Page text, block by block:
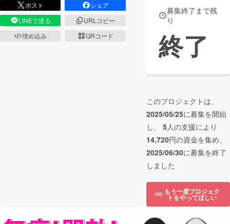
ポスト
シェア
LINEで送る
URLコピー
埋め込み
QRコード
募集終了まで残
り
終了
このプロジェクトは、
2025/05/25に募集を開始
し、 5人の支援により
14,720円の資金を集め、
2025/06/30に募集を終了
しました
もう一度プロジェク
トをやってほしい